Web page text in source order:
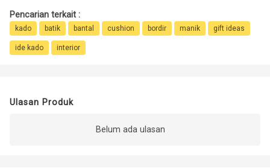
Pencarian terkait :
kado batik bantal cushion bordir manik gift ideas
ide kado interior
Ulasan Produk
Belum ada ulasan